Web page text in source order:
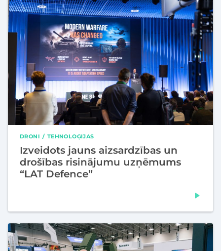
DRONI TEHNOLOĢIJAS
Izveidots jauns aizsardzības un
drošības risinājumu uzņēmums
“LAT Defence”